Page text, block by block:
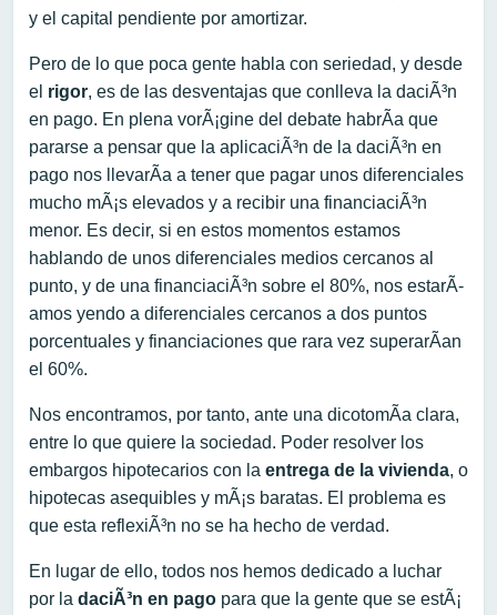
y el capital pendiente por amortizar.
Pero de lo que poca gente habla con seriedad, y desde
el rigor, es de las desventajas que conlleva la daciÃ³n
en pago. En plena vorÃ¡gine del debate habrÃ­a que
pararse a pensar que la aplicaciÃ³n de la daciÃ³n en
pago nos llevarÃ­a a tener que pagar unos diferenciales
mucho mÃ¡s elevados y a recibir una financiaciÃ³n
menor. Es decir, si en estos momentos estamos
hablando de unos diferenciales medios cercanos al
punto, y de una financiaciÃ³n sobre el 80%, nos estarÃ­
amos yendo a diferenciales cercanos a dos puntos
porcentuales y financiaciones que rara vez superarÃ­an
el 60%.
Nos encontramos, por tanto, ante una dicotomÃ­a clara,
entre lo que quiere la sociedad. Poder resolver los
embargos hipotecarios con la entrega de la vivienda, o
hipotecas asequibles y mÃ¡s baratas. El problema es
que esta reflexiÃ³n no se ha hecho de verdad.
En lugar de ello, todos nos hemos dedicado a luchar
por la daciÃ³n en pago para que la gente que se estÃ¡